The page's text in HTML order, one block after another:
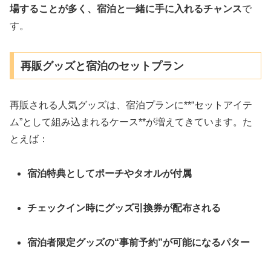
場することが多く、宿泊と一緒に手に入れるチャンスで
す。
再販グッズと宿泊のセットプラン
再販される人気グッズは、宿泊プランに**“セットアイテ
ム”として組み込まれるケース**が増えてきています。た
とえば：
宿泊特典としてポーチやタオルが付属
チェックイン時にグッズ引換券が配布される
宿泊者限定グッズの“事前予約”が可能になるパター